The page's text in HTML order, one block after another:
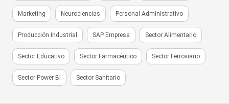
Marketing Neurociencias Personal Administrativo
Producción Industrial SAP Empresa Sector Alimentario
Sector Educativo Sector Farmacéutico Sector Ferroviario
Sector Power BI Sector Sanitario